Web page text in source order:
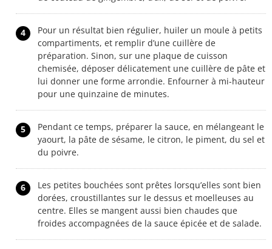
4
Pour un résultat bien régulier, huiler un moule à petits
compartiments, et remplir d’une cuillère de
préparation. Sinon, sur une plaque de cuisson
chemisée, déposer délicatement une cuillère de pâte et
lui donner une forme arrondie. Enfourner à mi-hauteur
pour une quinzaine de minutes.
5
Pendant ce temps, préparer la sauce, en mélangeant le
yaourt, la pâte de sésame, le citron, le piment, du sel et
du poivre.
6
Les petites bouchées sont prêtes lorsqu’elles sont bien
dorées, croustillantes sur le dessus et moelleuses au
centre. Elles se mangent aussi bien chaudes que
froides accompagnées de la sauce épicée et de salade.